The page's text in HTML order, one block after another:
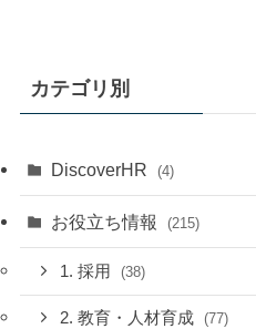
カテゴリ別
DiscoverHR (4)
お役立ち情報 (215)
1. 採用 (38)
2. 教育・人材育成 (77)